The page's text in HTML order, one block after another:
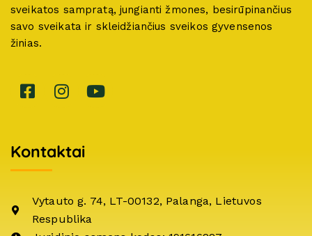
sveikatos sampratą, jungianti žmones, besirūpinančius
savo sveikata ir skleidžiančius sveikos gyvensenos
žinias.
Kontaktai
Vytauto g. 74, LT-00132, Palanga, Lietuvos
Respublika